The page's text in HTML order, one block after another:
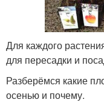
Для каждого
для пересадки и
Разберёмся какие
осенью и почему.